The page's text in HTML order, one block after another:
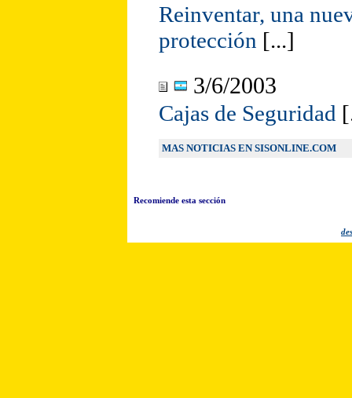
Reinventar, una
protección [...]
3/6/2003
Cajas de Seguridad
MAS NOTICIAS EN SISONLINE.COM
Recomiende esta sección